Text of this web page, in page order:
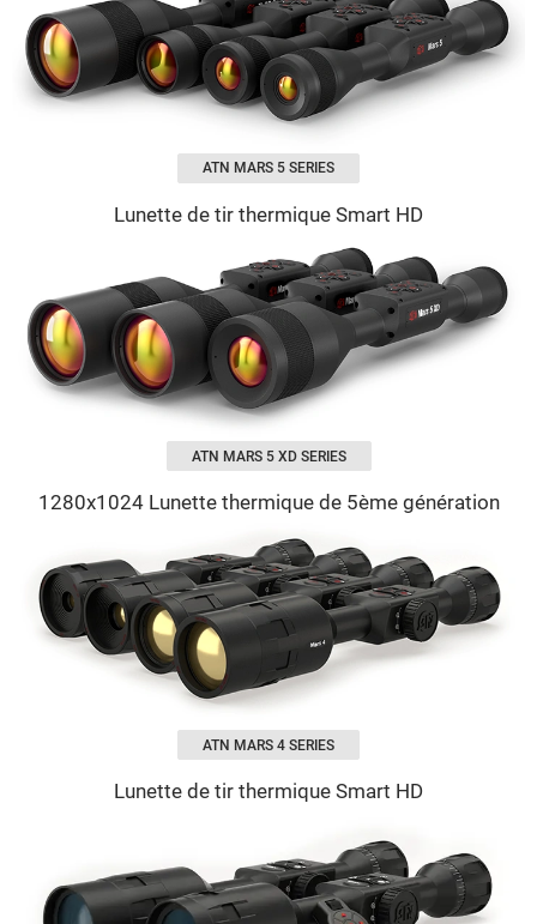
ATN MARS 5 SERIES
Lunette de tir thermique Smart HD
ATN MARS 5 XD SERIES
1280х1024 Lunette thermique de 5ème génération
ATN MARS 4 SERIES
Lunette de tir thermique Smart HD